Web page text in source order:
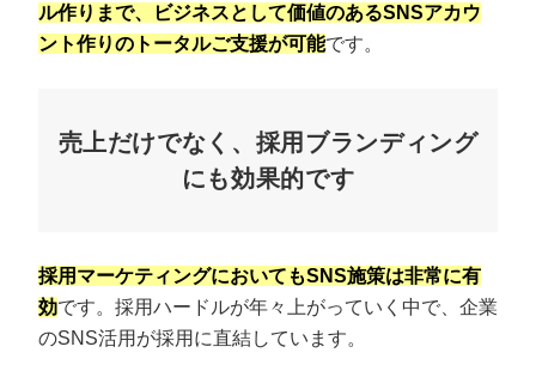
ル作りまで、ビジネスとして価値のあるSNSアカウ
ント作りのトータルご支援が可能です。
売上だけでなく、採用ブランディング
にも効果的です
採用マーケティングにおいてもSNS施策は非常に有
効です。採用ハードルが年々上がっていく中で、企業
のSNS活用が採用に直結しています。